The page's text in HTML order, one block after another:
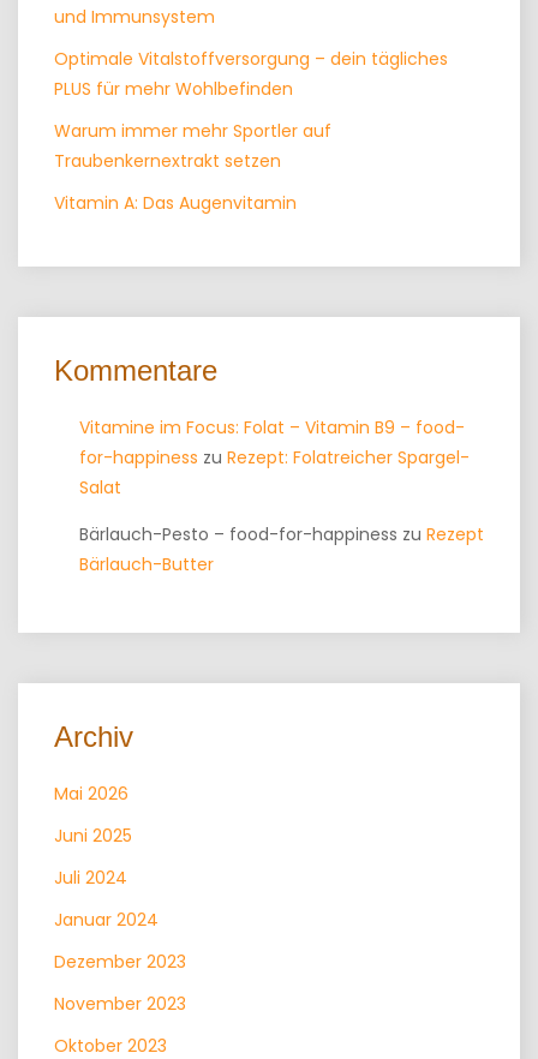
und Immunsystem
Optimale Vitalstoffversorgung – dein tägliches
PLUS für mehr Wohlbefinden
Warum immer mehr Sportler auf
Traubenkernextrakt setzen
Vitamin A: Das Augenvitamin
Kommentare
Vitamine im Focus: Folat – Vitamin B9 – food-
for-happiness zu Rezept: Folatreicher Spargel-
Salat
Bärlauch-Pesto – food-for-happiness zu Rezept
Bärlauch-Butter
Archiv
Mai 2026
Juni 2025
Juli 2024
Januar 2024
Dezember 2023
November 2023
Oktober 2023